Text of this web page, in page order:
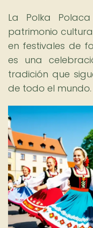
La Polka
patrimonio
en festivales de
es una
tradición que
de todo el mundo.